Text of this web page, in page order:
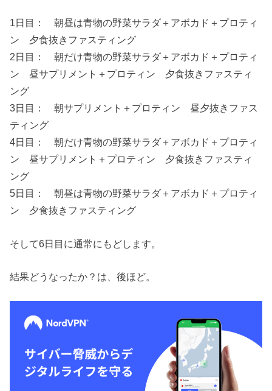
1日目： 朝昼は青物の野菜サラダ＋アボカド＋プロティ
ン 夕食抜きファスティング
2日目： 朝だけ青物の野菜サラダ＋アボカド＋プロティ
ン 昼サプリメント＋プロティン 夕食抜きファスティ
ング
3日目： 朝サプリメント＋プロティン 昼夕抜きファス
ティング
4日目： 朝だけ青物の野菜サラダ＋アボカド＋プロティ
ン 昼サプリメント＋プロティン 夕食抜きファスティ
ング
5日目： 朝昼は青物の野菜サラダ＋アボカド＋プロティ
ン 夕食抜きファスティング
そして6日目に通常にもどします。
結果どうなったか？は、後ほど。